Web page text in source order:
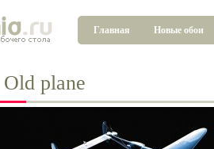
Главная Новые обои
Old plane